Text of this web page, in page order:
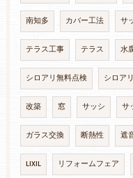
南知多 カバー工法 サ
テラス工事 テラス 水
シロアリ無料点検 シロア
改築 窓 サッシ サ
ガラス交換 断熱性 遮
LIXIL リフォームフェア